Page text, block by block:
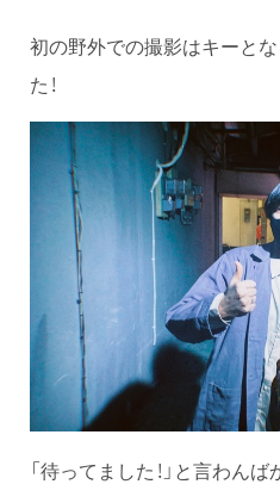
初の野外での撮影はキーと
た！
「待ってました！」と言わん